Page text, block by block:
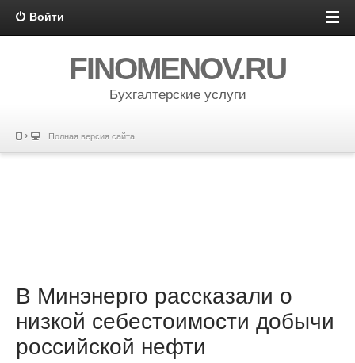
Войти
FINOMENOV.RU
Бухгалтерские услуги
Полная версия сайта
В Минэнерго рассказали о
низкой себестоимости добычи
российской нефти